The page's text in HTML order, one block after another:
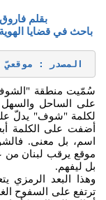
بقلم فاروق
باحث في قضايا الهوية
المصدر : موقعيّ Medium وSubstack.
سُمّيت منطقة "الشوف"
على الساحل والسهل
لكلمة "شوف" يدلّ على
أضفت على الكلمة
اسم، بل معنى.
موقع يرقب لبنان من
بل ليفهم.
وهذا البعد الرمزي
ترتفع على السفوح